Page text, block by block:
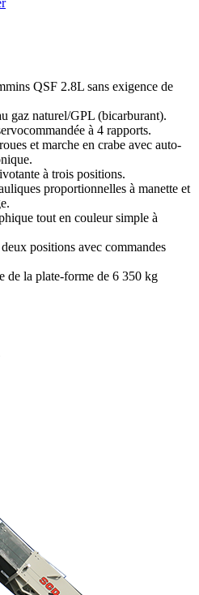
QSF 2.8L sans exigence de
gaz naturel/GPL (bicarburant).
à 4 rapports.
et marche en crabe avec auto-
à trois positions.
proportionnelles à manette et
tout en couleur simple à
positions avec commandes
de la plate-forme de 6 350 kg